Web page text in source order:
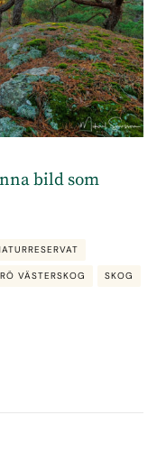
bild som
VÄSTERSKOG SKOG